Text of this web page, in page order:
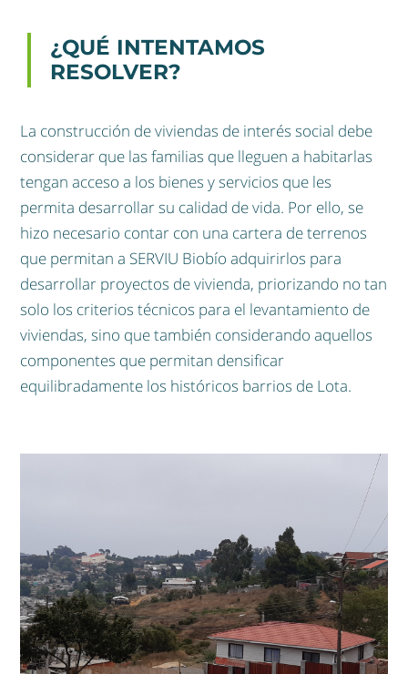
¿QUÉ INTENTAMOS
RESOLVER?
La construcción de viviendas de interés social debe
considerar que las familias que lleguen a habitarlas
tengan acceso a los bienes y servicios que les
permita desarrollar su calidad de vida. Por ello, se
hizo necesario contar con una cartera de terrenos
que permitan a SERVIU Biobío adquirirlos para
desarrollar proyectos de vivienda, priorizando no tan
solo los criterios técnicos para el levantamiento de
viviendas, sino que también considerando aquellos
componentes que permitan densificar
equilibradamente los históricos barrios de Lota.